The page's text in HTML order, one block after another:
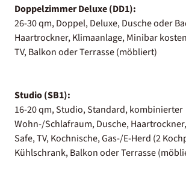
Doppelzimmer Deluxe (DD1):
26-30 qm, Doppel, Deluxe, Dusche oder
Haartrockner, Klimaanlage, Minibar
TV, Balkon oder Terrasse (möbliert)
Studio (SB1):
16-20 qm, Studio, Standard, kombinierter
Wohn-/Schlafraum, Dusche,
Safe, TV, Kochnische, Gas-/E-Herd (2
Kühlschrank, Balkon oder Terrasse